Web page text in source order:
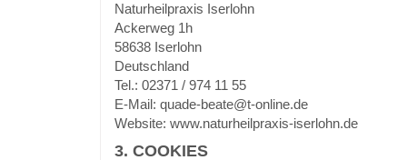
Naturheilpraxis Iserlohn
Ackerweg 1h
58638 Iserlohn
Deutschland
Tel.: 02371 / 974 11 55
E-Mail: quade-beate@t-online.de
Website: www.naturheilpraxis-iserlohn.de
3. COOKIES